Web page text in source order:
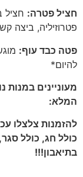
חציל פטרה: חציל
פטרוזיליה, ביצה
פטה כבד עוף:
להיום*
מעוניינים במנות
המלא:
כולל חג, כולל
בתיאבון!!!